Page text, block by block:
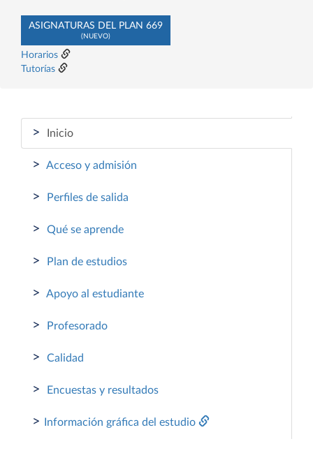
ASIGNATURAS DEL PLAN 669
(NUEVO)
Horarios
Tutorías
> Inicio
> Acceso y admisión
> Perfiles de salida
> Qué se aprende
> Plan de estudios
> Apoyo al estudiante
> Profesorado
> Calidad
> Encuestas y resultados
> Información gráfica del estudio